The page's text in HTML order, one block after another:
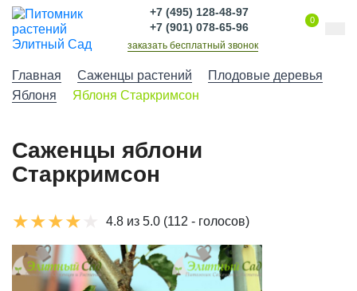
+7 (495) 128-48-97
+7 (901) 078-65-96
заказать бесплатный звонок
0
Главная Саженцы растений
Плодовые деревья
Яблоня
Яблоня Старкримсон
Саженцы яблони
Старкримсон
4.8 из 5.0(112 - голосов)